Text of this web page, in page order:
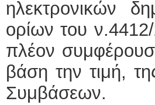
ηλεκτρονικών
ορίων του
πλέον
βάση την τιμή,
Συμβάσεων.